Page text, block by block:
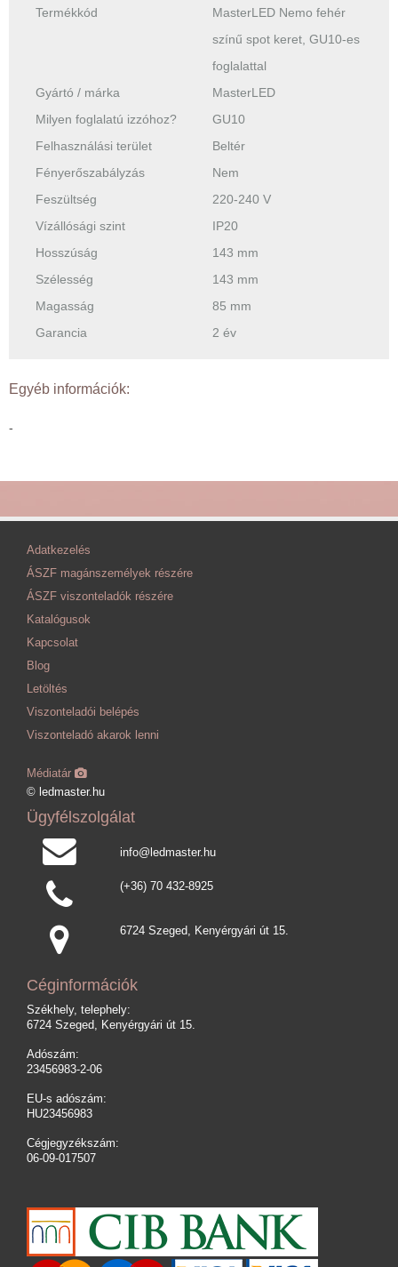
Termékkód
MasterLED Nemo fehér
színű spot keret, GU10-es
foglalattal
Gyártó / márka
MasterLED
Milyen foglalatú izzóhoz?
GU10
Felhasználási terület
Beltér
Fényerőszabályzás
Nem
Feszültség
220-240 V
Vízállósági szint
IP20
Hosszúság
143 mm
Szélesség
143 mm
Magasság
85 mm
Garancia
2 év
Egyéb információk:
-
Adatkezelés
ÁSZF magánszemélyek részére
ÁSZF viszonteladók részére
Katalógusok
Kapcsolat
Blog
Letöltés
Viszonteladói belépés
Viszonteladó akarok lenni
Médiatár
© ledmaster.hu
Ügyfélszolgálat
info@ledmaster.hu
(+36) 70 432-8925
6724 Szeged, Kenyérgyári út 15.
Céginformációk
Székhely, telephely:
6724 Szeged, Kenyérgyári út 15.
Adószám:
23456983-2-06
EU-s adószám:
HU23456983
Cégjegyzékszám:
06-09-017507